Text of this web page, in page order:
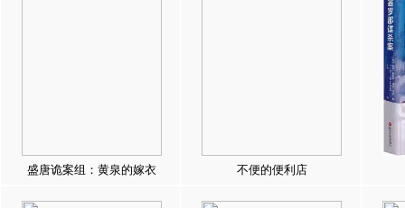
盛唐诡案组：黄泉的嫁衣 不便的便利店